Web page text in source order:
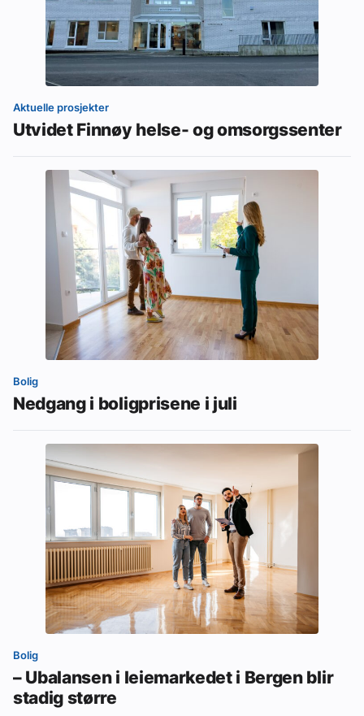
Aktuelle prosjekter
Utvidet Finnøy helse- og omsorgssenter
Bolig
Nedgang i boligprisene i juli
Bolig
– Ubalansen i leiemarkedet i Bergen blir
stadig større